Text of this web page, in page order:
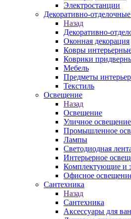
Электростанции
Декоративно-
Назад
Декоративно-
Оконная декорация
Ковры
Коврики
Мебель
Предметы
Текстиль
Освещение
Назад
Освещение
Уличное освещение
Промышленное
Лампы
Светодиодная
Интерьерное
Комплектующие и
Офисное
Сантехника
Назад
Сантехника
Аксессуары для